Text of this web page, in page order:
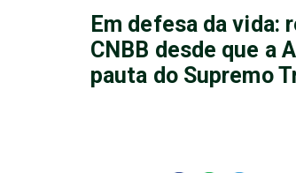
Em defesa da vida:
CNBB desde que a
pauta do Supremo